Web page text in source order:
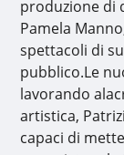
produzione di
Pamela
spettacoli di
pubblico.Le
lavorando
artistica,
capaci di